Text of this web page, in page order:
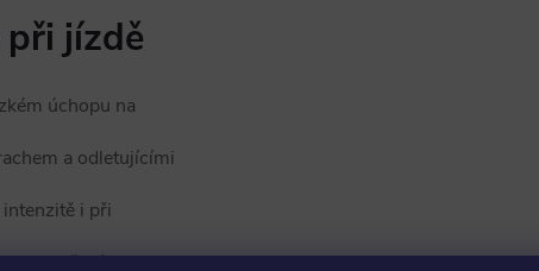
při jízdě
úchopu na
a odletujícími
i při
bez tlačení na tvar